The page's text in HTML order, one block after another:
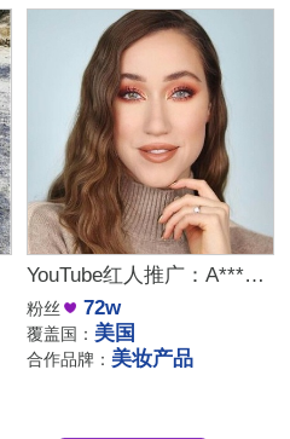
YouTube红人推广：A***s｜美国 美妆
粉丝 72w
覆盖国： 美国
合作品牌： 美妆产品